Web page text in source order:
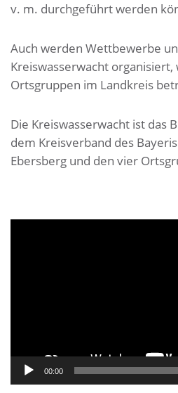
v. m. durchgeführt werden
Auch werden Wettbewerbe
Kreiswasserwacht
Ortsgruppen im Landkreis
Die Kreiswasserwacht ist das
dem Kreisverband des
Ebersberg und den vier
00:00